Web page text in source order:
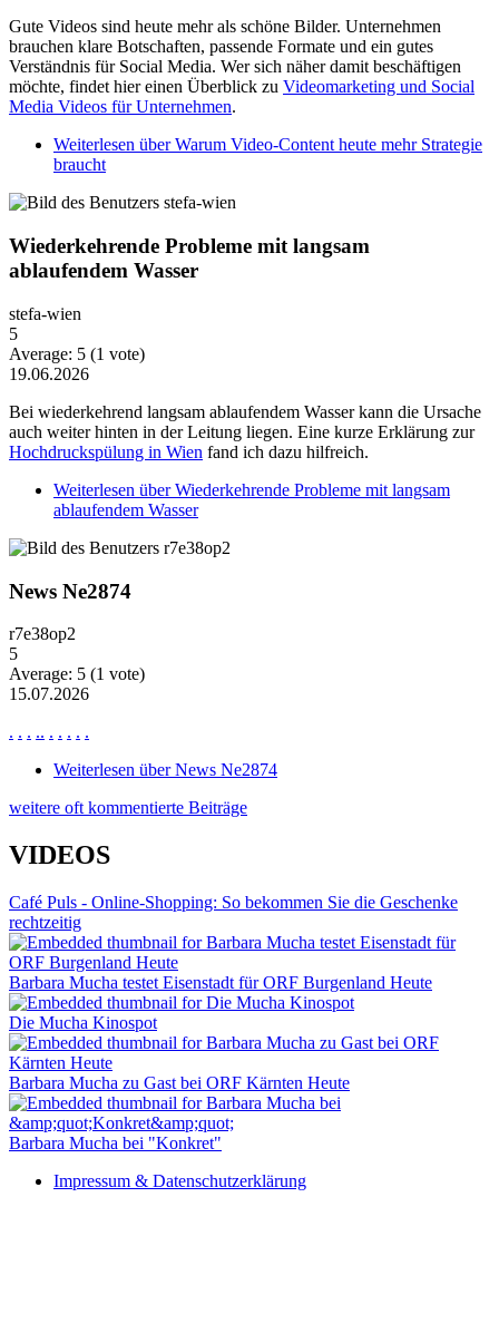
Gute Videos sind heute mehr als schöne Bilder. Unternehmen
brauchen klare Botschaften, passende Formate und ein gutes
Verständnis für Social Media. Wer sich näher damit beschäftigen
möchte, findet hier einen Überblick zu Videomarketing und Social
Media Videos für Unternehmen.
Weiterlesen über Warum Video-Content heute mehr Strategie
braucht
Wiederkehrende Probleme mit langsam
ablaufendem Wasser
stefa-wien
5
Average: 5 (1 vote)
19.06.2026
Bei wiederkehrend langsam ablaufendem Wasser kann die Ursache
auch weiter hinten in der Leitung liegen. Eine kurze Erklärung zur
Hochdruckspülung in Wien fand ich dazu hilfreich.
Weiterlesen über Wiederkehrende Probleme mit langsam
ablaufendem Wasser
News Ne2874
r7e38op2
5
Average: 5 (1 vote)
15.07.2026
. . . .. . . . . .
Weiterlesen über News Ne2874
weitere oft kommentierte Beiträge
VIDEOS
Café Puls - Online-Shopping: So bekommen Sie die Geschenke
rechtzeitig
Barbara Mucha testet Eisenstadt für ORF Burgenland Heute
Die Mucha Kinospot
Barbara Mucha zu Gast bei ORF Kärnten Heute
Barbara Mucha bei "Konkret"
Impressum & Datenschutzerklärung